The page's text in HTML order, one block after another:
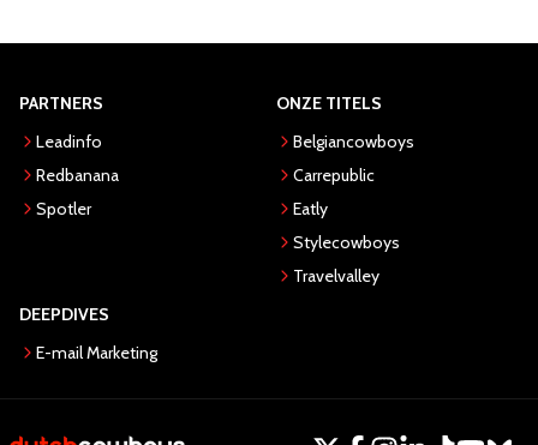
PARTNERS
Leadinfo
Redbanana
Spotler
ONZE TITELS
Belgiancowboys
Carrepublic
Eatly
Stylecowboys
Travelvalley
DEEPDIVES
E-mail Marketing